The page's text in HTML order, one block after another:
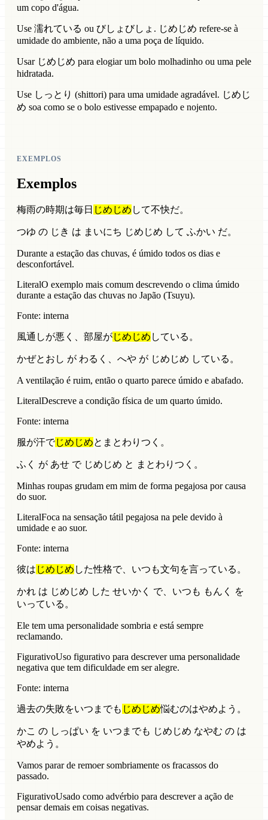
um copo d'água.
Use 濡れている ou びしょびしょ. じめじめ refere-se à
umidade do ambiente, não a uma poça de líquido.
Usar じめじめ para elogiar um bolo molhadinho ou uma pele
hidratada.
Use しっとり (shittori) para uma umidade agradável. じめじ
め soa como se o bolo estivesse empapado e nojento.
EXEMPLOS
Exemplos
梅雨の時期は毎日 じめじめ して不快だ。
つゆ の じき は まいにち じめじめ して ふかい だ。
Durante a estação das chuvas, é úmido todos os dias e
desconfortável.
LiteralO exemplo mais comum descrevendo o clima úmido
durante a estação das chuvas no Japão (Tsuyu).
Fonte: interna
風通しが悪く、部屋がじめじめ している。
かぜとおし が わるく、へや が じめじめ している。
A ventilação é ruim, então o quarto parece úmido e abafado.
LiteralDescreve a condição física de um quarto úmido.
Fonte: interna
服が汗でじめじめとまとわりつく。
ふく が あせ で じめじめ と まとわりつく。
Minhas roupas grudam em mim de forma pegajosa por causa
do suor.
LiteralFoca na sensação tátil pegajosa na pele devido à
umidade e ao suor.
Fonte: interna
彼は じめじめ した性格で、いつも文句を言っている。
かれ は じめじめ した せいかく で、いつも もんく を
いっている。
Ele tem uma personalidade sombria e está sempre
reclamando.
FigurativoUso figurativo para descrever uma personalidade
negativa que tem dificuldade em ser alegre.
Fonte: interna
過去の失敗をいつまでも じめじめ悩むのはやめよう。
かこ の しっぱい を いつまでも じめじめ なやむ の は
やめよう。
Vamos parar de remoer sombriamente os fracassos do
passado.
FigurativoUsado como advérbio para descrever a ação de
pensar demais em coisas negativas.